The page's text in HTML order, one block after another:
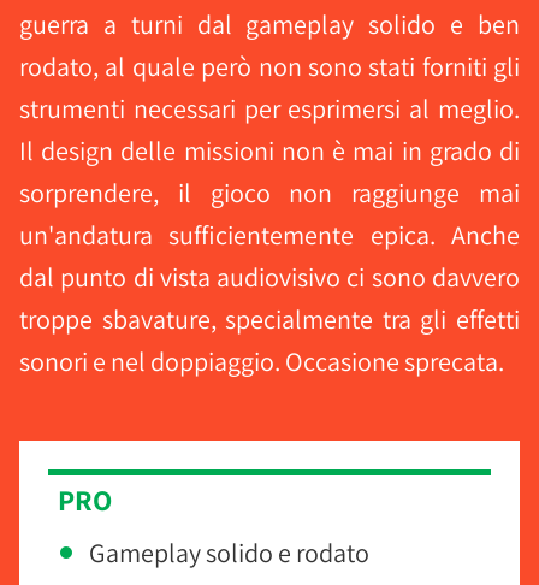
guerra a turni dal gameplay solido e ben
rodato, al quale però non sono stati forniti gli
strumenti necessari per esprimersi al meglio.
Il design delle missioni non è mai in grado di
sorprendere, il gioco non raggiunge mai
un'andatura sufficientemente epica. Anche
dal punto di vista audiovisivo ci sono davvero
troppe sbavature, specialmente tra gli effetti
sonori e nel doppiaggio. Occasione sprecata.
PRO
Gameplay solido e rodato